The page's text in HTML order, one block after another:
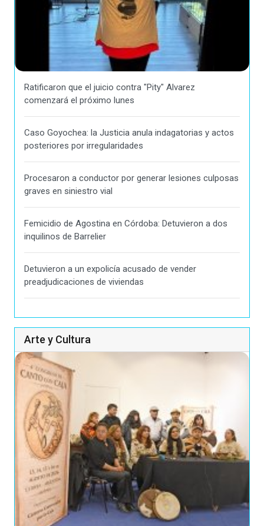
Ratificaron que el juicio contra "Pity" Alvarez
comenzará el próximo lunes
Caso Goyochea: la Justicia anula indagatorias y actos
posteriores por irregularidades
Procesaron a conductor por generar lesiones culposas
graves en siniestro vial
Femicidio de Agostina en Córdoba: Detuvieron a dos
inquilinos de Barrelier
Detuvieron a un expolicía acusado de vender
preadjudicaciones de viviendas
Arte y Cultura